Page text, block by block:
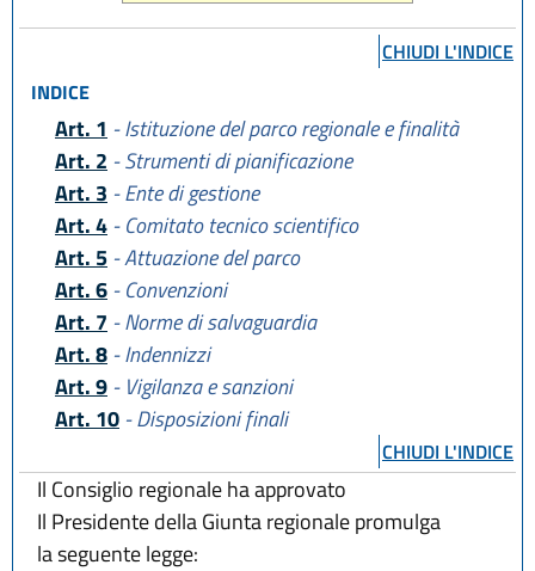
CHIUDI L'INDICE
INDICE
Art. 1 - Istituzione del parco regionale e finalità
Art. 2 - Strumenti di pianificazione
Art. 3 - Ente di gestione
Art. 4 - Comitato tecnico scientifico
Art. 5 - Attuazione del parco
Art. 6 - Convenzioni
Art. 7 - Norme di salvaguardia
Art. 8 - Indennizzi
Art. 9 - Vigilanza e sanzioni
Art. 10 - Disposizioni finali
CHIUDI L'INDICE
Il Consiglio regionale ha approvato
Il Presidente della Giunta regionale promulga
la seguente legge: